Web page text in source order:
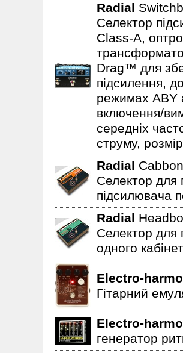
Radial
Селектор
Class-A,
Drag™ для
підсилення,
режимах ABY
включення/
середніх
струму,
Radial
Селектор для
підсилювача
Radial
Селектор для
одного
Electro-
Гітарний
Electro-
генератор